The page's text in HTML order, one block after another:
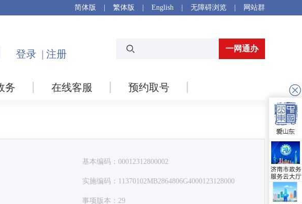
简体版 繁体版 English 无障碍浏览 网站群
一网通办
务 在线客服 预约取号
基本编码：00012312800002
实施编码：11370102MB2864806G4000123128000
事项版本：29